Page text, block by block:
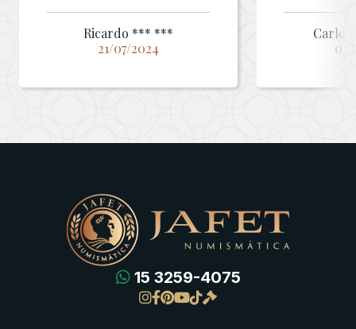
Ricardo *** ***
21/07/2024
03/
15 3259-4075
Gregas